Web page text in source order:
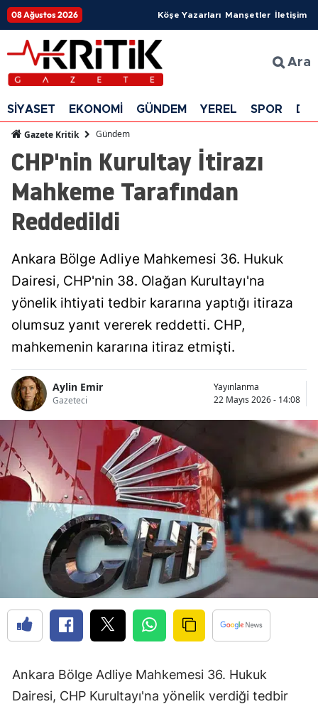
08 Ağustos 2026 Köşe Yazarları Manşetler İletişim
Ara
SİYASET EKONOMİ GÜNDEM YEREL SPOR
Gazete Kritik Gündem
CHP'nin Kurultay İtirazı
Mahkeme Tarafından
Reddedildi
Ankara Bölge Adliye Mahkemesi 36. Hukuk
Dairesi, CHP'nin 38. Olağan Kurultayı'na
yönelik ihtiyati tedbir kararına yaptığı itiraza
olumsuz yanıt vererek reddetti. CHP,
mahkemenin kararına itiraz etmişti.
Aylin Emir
Gazeteci
Yayınlanma
22 Mayıs 2026 - 14:08
Ankara Bölge Adliye Mahkemesi 36. Hukuk
Dairesi, CHP Kurultayı'na yönelik verdiği tedbir